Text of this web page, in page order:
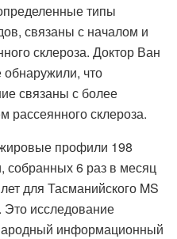
типы
связаны с началом и
склероза. Доктор Ван
обнаружили, что
связаны с более
рассеянного склероза.
профили 198
собранных 6 раз в месяц
для Тасманийского MS
Это исследование
информационный